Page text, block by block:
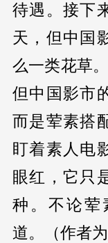
待遇。接下
天，但中国
么一类花草
但中国影市
而是荤素搭
盯着素人电
眼红，它只
种。不论荤
道。（作者